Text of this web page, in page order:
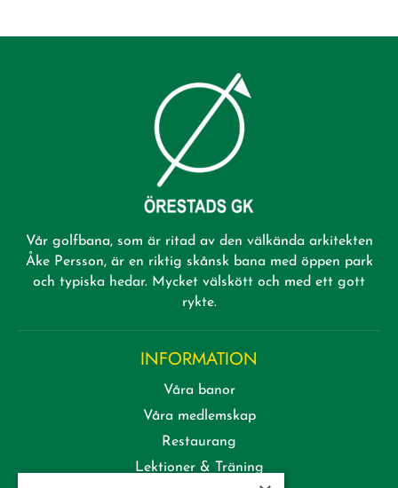
Vår golfbana, som är ritad av den välkända arkitekten
Åke Persson, är en riktig skånsk bana med öppen park
och typiska hedar. Mycket välskött och med ett gott
rykte.
INFORMATION
Våra banor
Våra medlemskap
Restaurang
Lektioner & Träning